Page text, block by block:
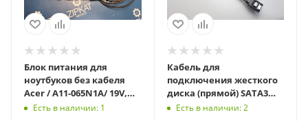
Блок питания для
ноутбуков без кабеля
Acer / A11-065N1A/ 19V,
3.42A
Есть в наличии: 1
Кабель для
подключения жесткого
диска (прямой) SATA3
6Gb/s / 27см
Есть в наличии: 2